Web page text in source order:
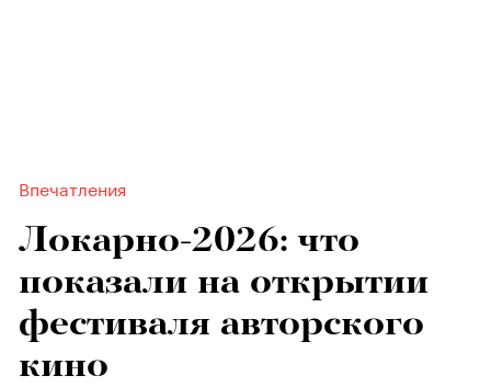
Впечатления
Локарно-2026: что
показали на открытии
фестиваля авторского
кино